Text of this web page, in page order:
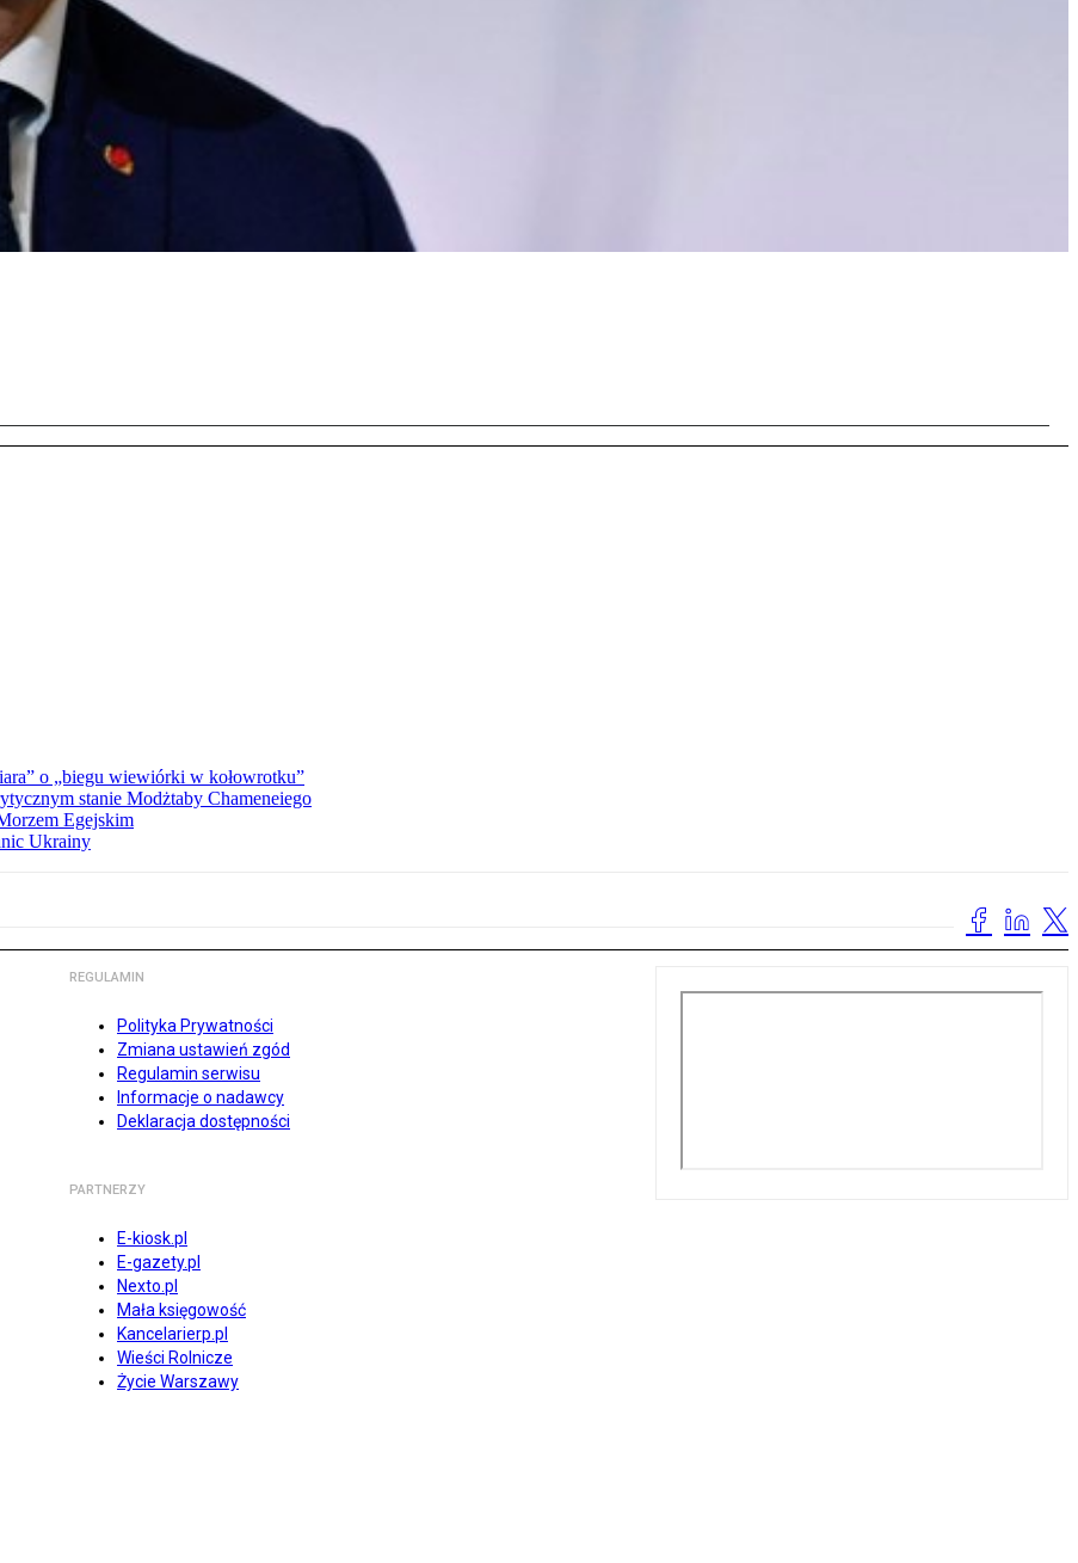
o „biegu wiewiórki w kołowrotku”
stanie Modżtaby Chameneiego
Egejskim
Ukrainy
REGULAMIN
Polityka Prywatności
Zmiana ustawień zgód
Regulamin serwisu
Informacje o nadawcy
Deklaracja dostępności
PARTNERZY
E-kiosk.pl
E-gazety.pl
Nexto.pl
Mała księgowość
Kancelarierp.pl
Wieści Rolnicze
Życie Warszawy